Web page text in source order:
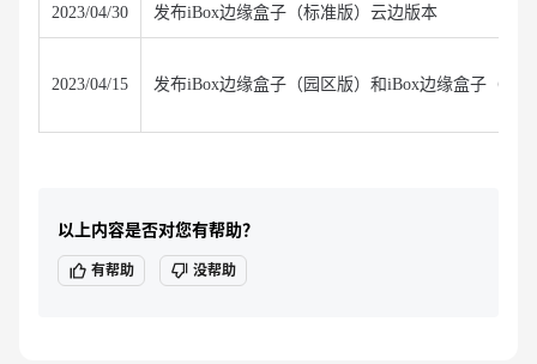
2023/04/30 发布iBox边缘盒子（标准版）云边版本
2023/04/15 发布iBox边缘盒子（园区版）和iBox边缘盒子（城
以上内容是否对您有帮助？
有帮助 没帮助